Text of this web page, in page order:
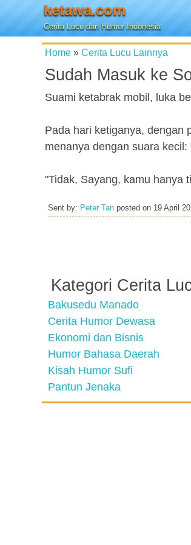
ketawa.com
Cerita Lucu dan Humor Indonesia
Home » Cerita Lucu Lainnya
Sudah Masuk ke
Suami ketabrak mobil, luka
Pada hari ketiganya, dengan
menanya dengan suara
"Tidak, Sayang, kamu hanya
Sent by: Peter Tan posted on 19 April
Kategori Cerita
Bakusedu Manado
Cerita Humor Dewasa
Ekonomi dan Bisnis
Humor Bahasa Daerah
Kisah Humor Sufi
Pantun Jenaka